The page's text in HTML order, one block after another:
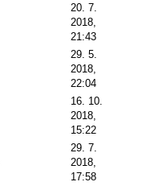
20. 7.
2018,
21:43
29. 5.
2018,
22:04
16. 10.
2018,
15:22
29. 7.
2018,
17:58